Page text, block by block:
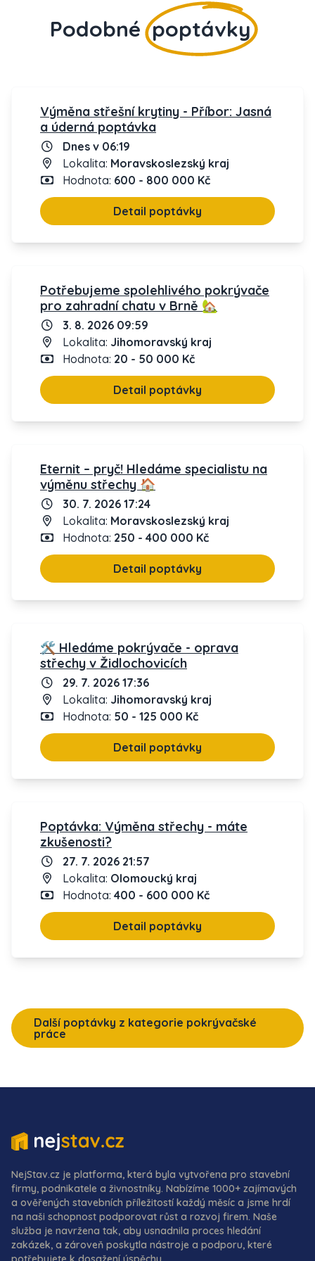
Podobné poptávky
Výměna střešní krytiny - Příbor: Jasná
a úderná poptávka
Dnes v 06:19
Lokalita: Moravskoslezský kraj
Hodnota: 600 - 800 000 Kč
Detail poptávky
Potřebujeme spolehlivého pokrývače
pro zahradní chatu v Brně 🏡
3. 8. 2026 09:59
Lokalita: Jihomoravský kraj
Hodnota: 20 - 50 000 Kč
Detail poptávky
Eternit – pryč! Hledáme specialistu na
výměnu střechy 🏠
30. 7. 2026 17:24
Lokalita: Moravskoslezský kraj
Hodnota: 250 - 400 000 Kč
Detail poptávky
🛠️ Hledáme pokrývače - oprava
střechy v Židlochovicích
29. 7. 2026 17:36
Lokalita: Jihomoravský kraj
Hodnota: 50 - 125 000 Kč
Detail poptávky
Poptávka: Výměna střechy - máte
zkušenosti?
27. 7. 2026 21:57
Lokalita: Olomoucký kraj
Hodnota: 400 - 600 000 Kč
Detail poptávky
Další poptávky z kategorie pokrývačské
práce
NejStav.cz je platforma, která byla vytvořena pro stavební
firmy, podnikatele a živnostníky. Nabízíme 1000+ zajímavých
a ověřených stavebních příležitostí každý měsíc a jsme hrdí
na naši schopnost podporovat růst a rozvoj firem. Naše
služba je navržena tak, aby usnadnila proces hledání
zakázek, a zároveň poskytla nástroje a podporu, které